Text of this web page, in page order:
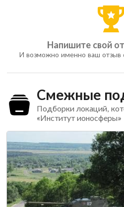
Напишите свой
И возможно именно ваш отзыв
Смежные
Подборки локаций,
«Институт ионосферы»